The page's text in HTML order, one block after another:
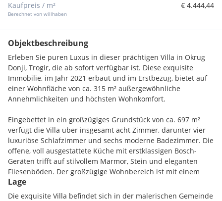
Kaufpreis / m²
Berechnet von willhaben
€ 4.444,44
Objektbeschreibung
Erleben Sie puren Luxus in dieser prächtigen Villa in Okrug
Donji, Trogir, die ab sofort verfügbar ist. Diese exquisite
Immobilie, im Jahr 2021 erbaut und im Erstbezug, bietet auf
einer Wohnfläche von ca. 315 m² außergewöhnliche
Annehmlichkeiten und höchsten Wohnkomfort.
Eingebettet in ein großzügiges Grundstück von ca. 697 m²
verfügt die Villa über insgesamt acht Zimmer, darunter vier
luxuriöse Schlafzimmer und sechs moderne Badezimmer. Die
offene, voll ausgestattete Küche mit erstklassigen Bosch-
Geräten trifft auf stilvollem Marmor, Stein und eleganten
Fliesenböden. Der großzügige Wohnbereich ist mit einem
Kamin und einer Klimaanlage ausgestattet, die zu jeder
Jahreszeit für ein angenehmes Raumklima sorgen.
Lage
Die exquisite Villa befindet sich in der malerischen Gemeinde